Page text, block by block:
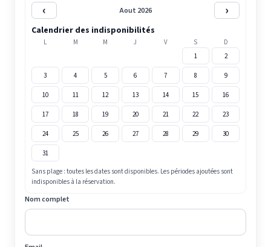
‹ Aout 2026 ›
Calendrier des indisponibilités
L M M J V S
D
1
2
3 4 5 6 7 8 9
10 11 12 13 14 15 16
17 18 19 20 21 22 23
24 25 26 27 28 29 30
31
Sans plage : toutes les dates sont disponibles. Les périodes ajoutées sont
indisponibles à la réservation.
Nom complet